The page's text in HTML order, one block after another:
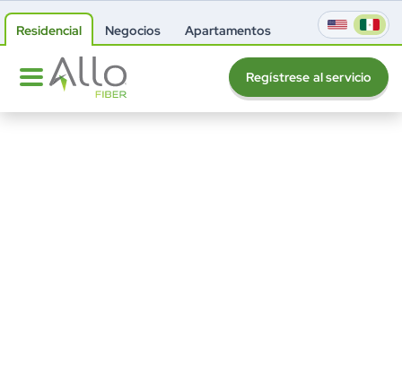
Residencial Negocios Apartamentos
Regístrese al servicio